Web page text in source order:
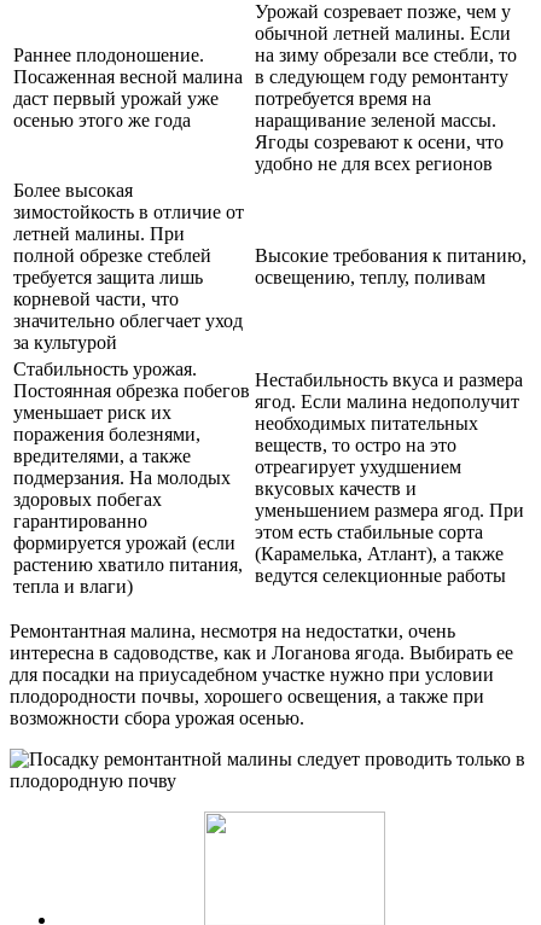
Раннее плодоношение.
Посаженная весной малина
даст первый урожай уже
осенью этого же года
Урожай созревает позже, чем у
обычной летней малины. Если
на зиму обрезали все стебли, то
в следующем году ремонтанту
потребуется время на
наращивание зеленой массы.
Ягоды созревают к осени, что
удобно не для всех регионов
Более высокая
зимостойкость в отличие от
летней малины. При
полной обрезке стеблей
требуется защита лишь
корневой части, что
значительно облегчает уход
за культурой
Высокие требования к питанию,
освещению, теплу, поливам
Стабильность урожая.
Постоянная обрезка побегов
уменьшает риск их
поражения болезнями,
вредителями, а также
подмерзания. На молодых
здоровых побегах
гарантированно
формируется урожай (если
растению хватило питания,
тепла и влаги)
Нестабильность вкуса и размера
ягод. Если малина недополучит
необходимых питательных
веществ, то остро на это
отреагирует ухудшением
вкусовых качеств и
уменьшением размера ягод. При
этом есть стабильные сорта
(Карамелька, Атлант), а также
ведутся селекционные работы
Ремонтантная малина, несмотря на недостатки, очень
интересна в садоводстве, как и Логанова ягода. Выбирать ее
для посадки на приусадебном участке нужно при условии
плодородности почвы, хорошего освещения, а также при
возможности сбора урожая осенью.